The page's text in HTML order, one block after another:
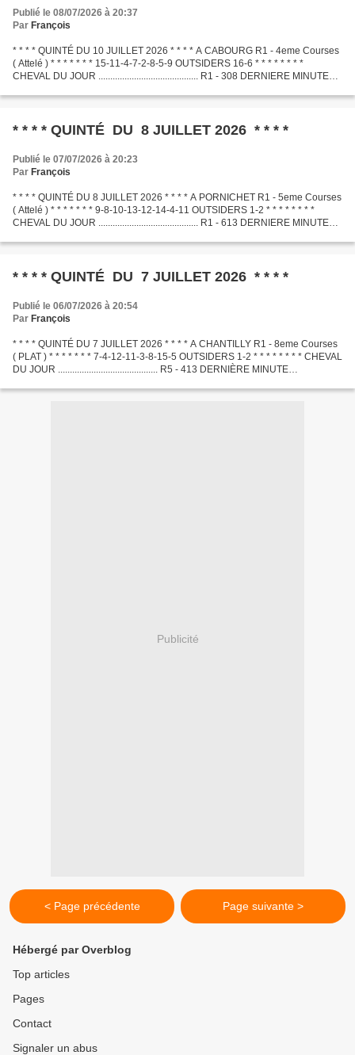
Publié le 08/07/2026 à 20:37
Par François
* * * * QUINTÉ DU 10 JUILLET 2026 * * * * A CABOURG R1 - 4eme Courses
( Attelé ) * * * * * * * 15-11-4-7-2-8-5-9 OUTSIDERS 16-6 * * * * * * * *
CHEVAL DU JOUR .......................................... R1 - 308 DERNIERE MINUTE
* * * * QUINTÉ DU 8 JUILLET 2026 * * * *
Publié le 07/07/2026 à 20:23
Par François
* * * * QUINTÉ DU 8 JUILLET 2026 * * * * A PORNICHET R1 - 5eme Courses
( Attelé ) * * * * * * * 9-8-10-13-12-14-4-11 OUTSIDERS 1-2 * * * * * * * *
CHEVAL DU JOUR .......................................... R1 - 613 DERNIERE MINUTE
* * * * QUINTÉ DU 7 JUILLET 2026 * * * *
Publié le 06/07/2026 à 20:54
Par François
* * * * QUINTÉ DU 7 JUILLET 2026 * * * * A CHANTILLY R1 - 8eme Courses
( PLAT ) * * * * * * * 7-4-12-11-3-8-15-5 OUTSIDERS 1-2 * * * * * * * * CHEVAL
DU JOUR .......................................... R5 - 413 DERNIÈRE MINUTE
Publicité
< Page précédente Page suivante >
Hébergé par Overblog
Top articles
Pages
Contact
Signaler un abus